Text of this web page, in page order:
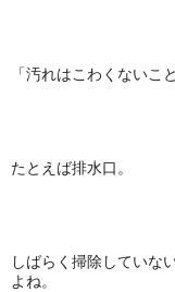
「汚れはこわくないこ
たとえば排水口。
しばらく掃除していな
よね。